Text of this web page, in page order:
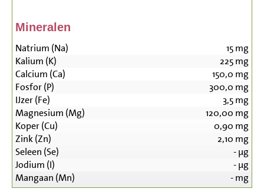
Mineralen
Natrium (Na) 15mg
Kalium (K)
225mg
Calcium (Ca)
150,0 mg
Fosfor (P)
300,0 mg
IJzer (Fe)
3,5mg
Magnesium (Mg)
120,00 mg
Koper (Cu)
0,90 mg
Zink (Zn)
2,10 mg
Seleen (Se)
-µg
Jodium (I)
-µg
Mangaan (Mn)
-mg